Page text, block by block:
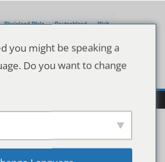
you might be speaking a
Do you want to change